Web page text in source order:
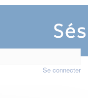
Se connecter